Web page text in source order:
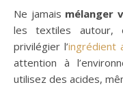
Ne jamais mélanger
les textiles autour,
privilégier l’ingrédient
attention à
utilisez des acides,